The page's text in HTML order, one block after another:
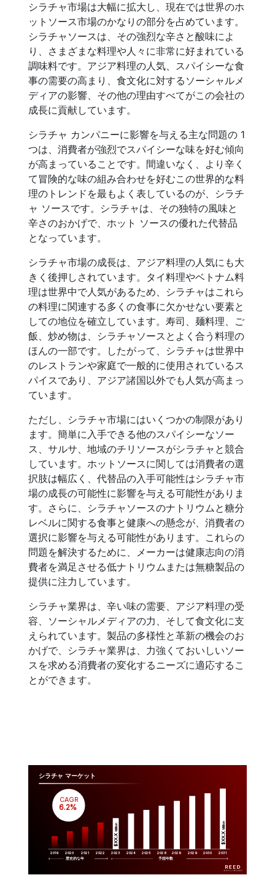
シラチャ市場は大幅に拡大し、現在では世界のホ
ットソース市場のかなりの部分を占めています。
シラチャソースは、その強烈な辛さと酸味によ
り、さまざまな料理や人々に非常に好まれている
調味料です。アジア料理の人気、スパイシーな食
事の需要の高まり、食文化に対するソーシャルメ
ディアの影響、その他の理由すべてがこの会社の
成長に貢献しています。
シラチャ カンパニーに影響を与える主な問題の 1
つは、消費者が強烈でスパイシーな味を好む傾向
が高まっていることです。間違いなく、より辛く
て冒険的な味の組み合わせを好むこの世界的な料
理のトレンドを最もよく表しているのが、シラチ
ャ ソースです。シラチャは、その独特の風味と
辛さのおかげで、ホット ソースの優れた代替品
となっています。
シラチャ市場の成長は、アジア料理の人気にも大
きく後押しされています。タイ料理やベトナム料
理は世界中で人気があるため、シラチャはこれら
の料理に関連する多くの食事に欠かせない要素と
しての地位を確立しています。寿司、麺料理、ご
飯、炒め物は、シラチャソースとよく合う料理の
ほんの一部です。したがって、シラチャは世界中
のレストランや家庭で一般的に使用されているス
パイスであり、アジア諸国以外でも人気が高まっ
ています。
ただし、シラチャ市場にはいくつかの制限があり
ます。簡単に入手できる他のスパイシーなソー
ス、サルサ、地域のチリソースがシラチャと競合
しています。ホットソースに関しては消費者の選
択肢は幅広く、代替品の入手可能性はシラチャ市
場の成長の可能性に影響を与える可能性がありま
す。さらに、シラチャソースのナトリウムと糖分
レベルに関する食事と健康への懸念が、消費者の
選択に影響を与える可能性があります。これらの
問題を解決するために、メーカーは健康志向の消
費者を満足させる低ナトリウムまたは無糖製品の
提供に注力しています。
シラチャ業界は、辛い味の需要、アジア料理の受
容、ソーシャルメディアの力、そして食文化に支
えられています。製品の多様性と革新の機会のお
かげで、シラチャ業界は、力強くておいしいソー
スを求める消費者の変化するニーズに適応するこ
とができます。
シラチャ マーケット
2019 2020 2021 2022 2023 2024 2025 2026 2028 2029 2030 2031
$XX.X
Million
$XX.X
Million
CAGR
6.2%
歴史的な年 予想年数